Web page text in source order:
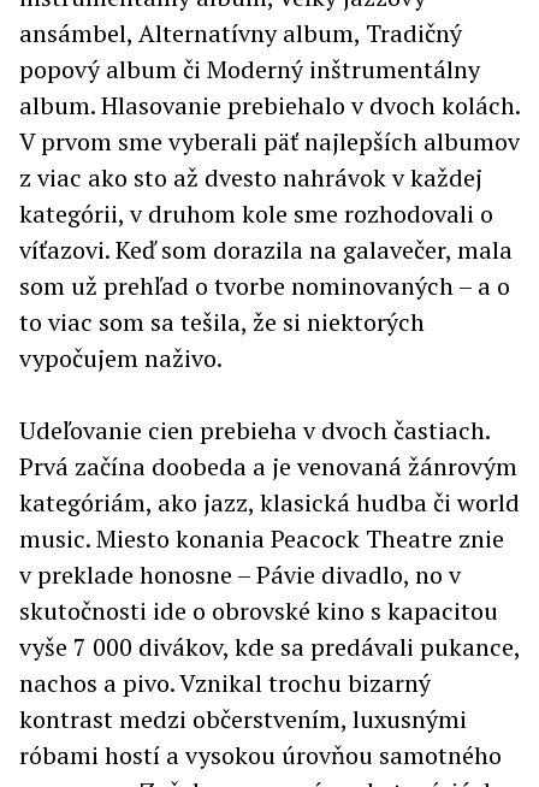
ansámbel, Alternatívny album, Tradičný
popový album či Moderný inštrumentálny
album. Hlasovanie prebiehalo v dvoch kolách.
V prvom sme vyberali päť najlepších albumov
z viac ako sto až dvesto nahrávok v každej
kategórii, v druhom kole sme rozhodovali o
víťazovi. Keď som dorazila na galavečer, mala
som už prehľad o tvorbe nominovaných – a o
to viac som sa tešila, že si niektorých
vypočujem naživo.
Udeľovanie cien prebieha v dvoch častiach.
Prvá začína doobeda a je venovaná žánrovým
kategóriám, ako jazz, klasická hudba či world
music. Miesto konania Peacock Theatre znie
v preklade honosne – Pávie divadlo, no v
skutočnosti ide o obrovské kino s kapacitou
vyše 7 000 divákov, kde sa predávali pukance,
nachos a pivo. Vznikal trochu bizarný
kontrast medzi občerstvením, luxusnými
róbami hostí a vysokou úrovňou samotného